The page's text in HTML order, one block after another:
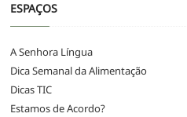
ESPAÇOS
A Senhora Língua
Dica Semanal da Alimentação
Dicas TIC
Estamos de Acordo?